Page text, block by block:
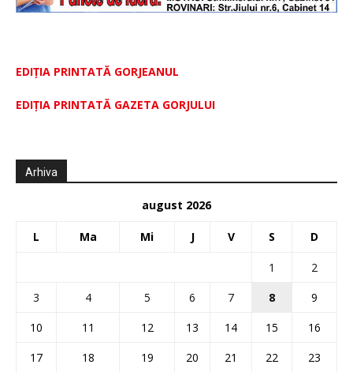
EDIȚIA PRINTATĂ GORJEANUL
EDIŢIA PRINTATĂ GAZETA GORJULUI
Arhiva
august 2026
L Ma Mi J V S D
1
2
3
4 5 6 7 8
9
10
11 12 13 14 15
16
17
18 19 20 21 22 23